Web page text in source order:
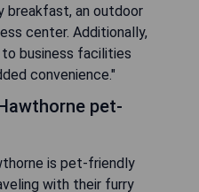
breakfast, an outdoor
center. Additionally,
business facilities
convenience."
pet-
is pet-friendly
with their furry